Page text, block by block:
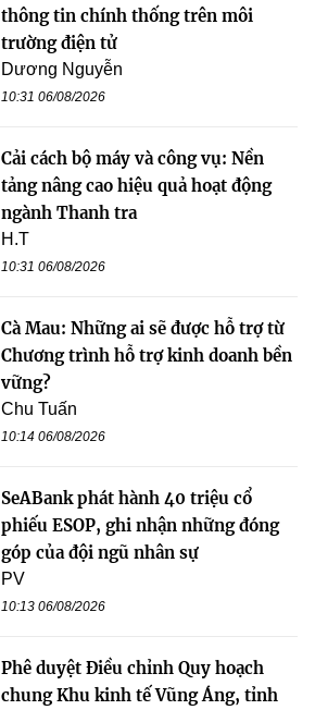
thông tin chính thống trên môi
trường điện tử
Dương Nguyễn
10:31 06/08/2026
Cải cách bộ máy và công vụ: Nền
tảng nâng cao hiệu quả hoạt động
ngành Thanh tra
H.T
10:31 06/08/2026
Cà Mau: Những ai sẽ được hỗ trợ từ
Chương trình hỗ trợ kinh doanh bền
vững?
Chu Tuấn
10:14 06/08/2026
SeABank phát hành 40 triệu cổ
phiếu ESOP, ghi nhận những đóng
góp của đội ngũ nhân sự
PV
10:13 06/08/2026
Phê duyệt Điều chỉnh Quy hoạch
chung Khu kinh tế Vũng Áng, tỉnh